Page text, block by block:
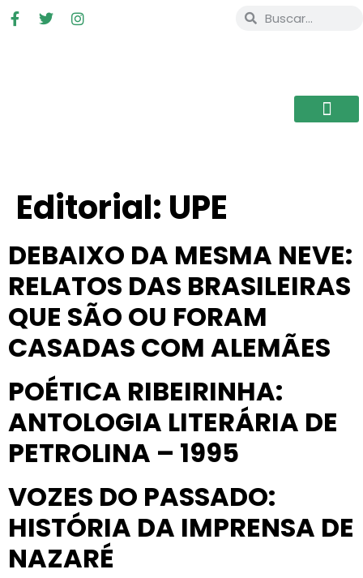
Editorial: UPE
DEBAIXO DA MESMA NEVE:
RELATOS DAS BRASILEIRAS
QUE SÃO OU FORAM
CASADAS COM ALEMÃES
POÉTICA RIBEIRINHA:
ANTOLOGIA LITERÁRIA DE
PETROLINA – 1995
VOZES DO PASSADO:
HISTÓRIA DA IMPRENSA DE
NAZARÉ